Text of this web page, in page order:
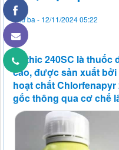
Thứ ba - 12/11/2024 05:22
Mythic 240SC là thuốc
cao, được sản xuất bởi
hoạt chất Chlorfenapyr
gốc thông qua cơ chế